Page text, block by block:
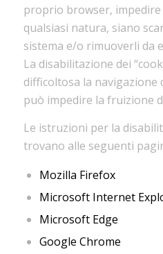
proprio browser, impedire
qualsiasi natura, siano
sistema e/o rimuoverli da
La disabilitazione dei
difficoltosa la navigazione
può impedire la fruizione
Le istruzioni per la
trovano alle seguenti
Mozilla Firefox
Microsoft Internet
Microsoft Edge
Google Chrome